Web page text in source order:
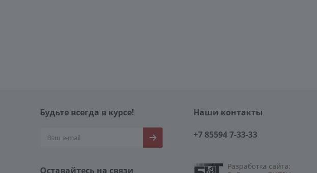
Будьте всегда в курсе!
Оставайтесь на связи
Наши контакты
+7 85594 7-33-33
Разработка сайта: